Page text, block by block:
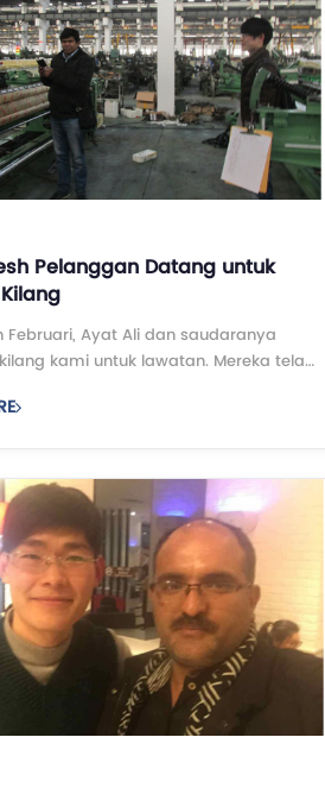
Pelanggan Datang untuk
Februari, Ayat Ali dan saudaranya
kami untuk lawatan. Mereka telah
mengambil masa hampir 3 jam untuk